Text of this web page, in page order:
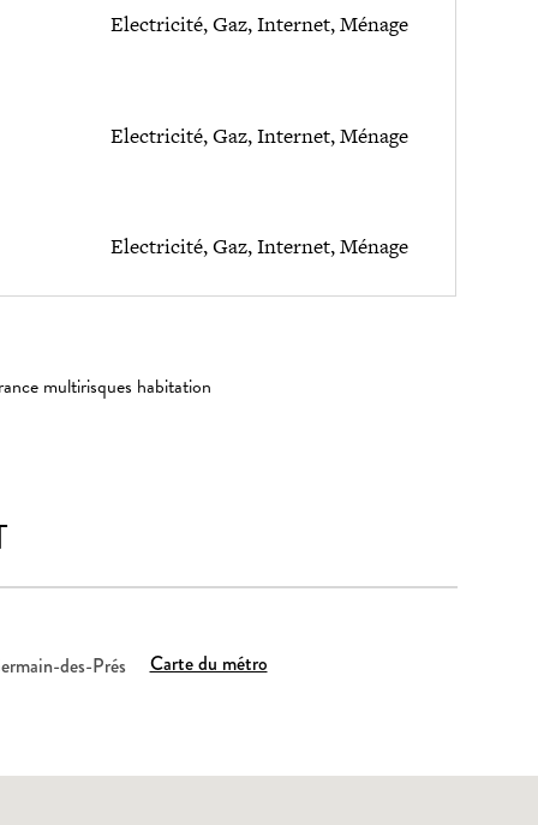
Electricité, Gaz, Internet, Ménage
Electricité, Gaz, Internet, Ménage
Electricité, Gaz, Internet, Ménage
multirisques habitation
des-Prés Carte du métro